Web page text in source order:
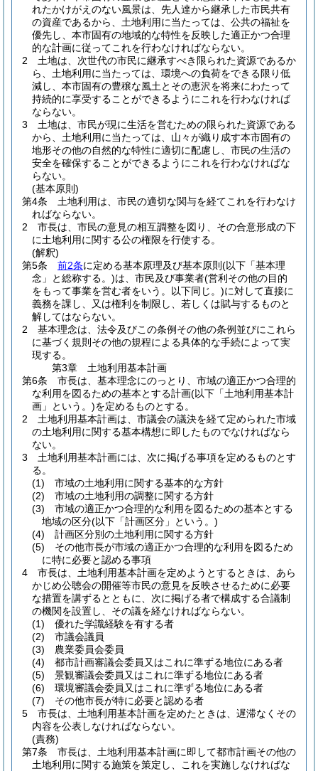
れたかけがえのない風景は、先人達から継承した市民共有
の資産であるから、土地利用に当たっては、公共の福祉を
優先し、本市固有の地域的な特性を反映した適正かつ合理
的な計画に従ってこれを行わなければならない。
2
土地は、次世代の市民に継承すべき限られた資源であるか
ら、土地利用に当たっては、環境への負荷をできる限り低
減し、本市固有の豊穣な風土とその恵沢を将来にわたって
持続的に享受することができるようにこれを行わなければ
ならない。
3
土地は、市民が現に生活を営むための限られた資源である
から、土地利用に当たっては、山々が織り成す本市固有の
地形その他の自然的な特性に適切に配慮し、市民の生活の
安全を確保することができるようにこれを行わなければな
らない。
(基本原則)
第4条
土地利用は、市民の適切な関与を経てこれを行わなけ
ればならない。
2
市長は、市民の意見の相互調整を図り、その合意形成の下
に土地利用に関する公の権限を行使する。
(解釈)
第5条
前2条に定める基本原理及び基本原則 (以下「基本理
念」と総称する。)は、市民及び事業者(営利その他の目的
をもって事業を営む者をいう。以下同じ。)に対して直接に
義務を課し、又は権利を制限し、若しくは賦与するものと
解してはならない。
2
基本理念は、法令及びこの条例その他の条例並びにこれら
に基づく規則その他の規程による具体的な手続によって実
現する。
第3章
土地利用基本計画
第6条
市長は、基本理念にのっとり、市域の適正かつ合理的
な利用を図るための基本とする計画(以下「土地利用基本計
画」という。)を定めるものとする。
2
土地利用基本計画は、市議会の議決を経て定められた市域
の土地利用に関する基本構想に即したものでなければなら
ない。
3
土地利用基本計画には、次に掲げる事項を定めるものとす
る。
(1)
市域の土地利用に関する基本的な方針
(2)
市域の土地利用の調整に関する方針
(3)
市域の適正かつ合理的な利用を図るための基本とする
地域の区分(以下「計画区分」という。)
(4)
計画区分別の土地利用に関する方針
(5)
その他市長が市域の適正かつ合理的な利用を図るため
に特に必要と認める事項
4
市長は、土地利用基本計画を定めようとするときは、あら
かじめ公聴会の開催等市民の意見を反映させるために必要
な措置を講ずるとともに、次に掲げる者で構成する合議制
の機関を設置し、その議を経なければならない。
(1)
優れた学識経験を有する者
(2)
市議会議員
(3)
農業委員会委員
(4)
都市計画審議会委員又はこれに準ずる地位にある者
(5)
景観審議会委員又はこれに準ずる地位にある者
(6)
環境審議会委員又はこれに準ずる地位にある者
(7)
その他市長が特に必要と認める者
5
市長は、土地利用基本計画を定めたときは、遅滞なくその
内容を公表しなければならない。
(責務)
第7条
市長は、土地利用基本計画に即して都市計画その他の
土地利用に関する施策を策定し、これを実施しなければな